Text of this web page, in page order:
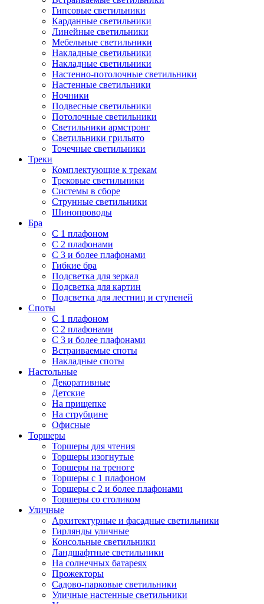
Гипсовые светильники
Карданные светильники
Линейные светильники
Мебельные светильники
Накладные светильники
Накладные светильники
Настенно-потолочные светильники
Настенные светильники
Ночники
Подвесные светильники
Потолочные светильники
Светильники армстронг
Светильники грильято
Точечные светильники
Треки
Комплектующие к трекам
Трековые светильники
Системы в сборе
Струнные светильники
Шинопроводы
Бра
С 1 плафоном
С 2 плафонами
С 3 и более плафонами
Гибкие бра
Подсветка для зеркал
Подсветка для картин
Подсветка для лестниц и ступеней
Споты
С 1 плафоном
С 2 плафонами
С 3 и более плафонами
Встраиваемые споты
Накладные споты
Настольные
Декоративные
Детские
На прищепке
На струбцине
Офисные
Торшеры
Торшеры для чтения
Торшеры изогнутые
Торшеры на треноге
Торшеры с 1 плафоном
Торшеры с 2 и более плафонами
Торшеры со столиком
Уличные
Архитектурные и фасадные светильники
Гирлянды уличные
Консольные светильники
Ландшафтные светильники
На солнечных батареях
Прожекторы
Садово-парковые светильники
Уличные настенные светильники